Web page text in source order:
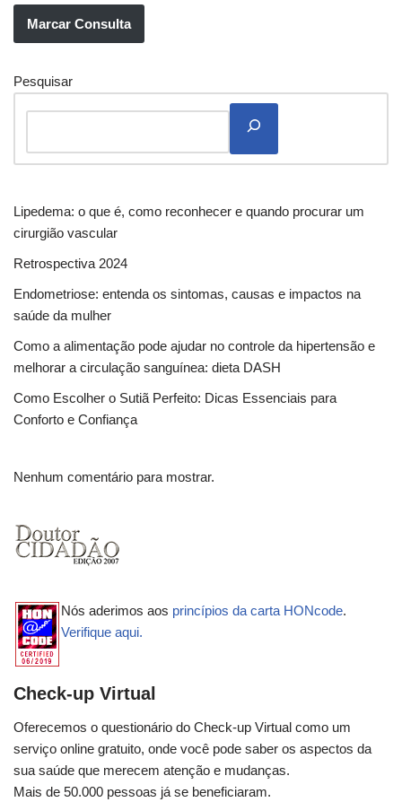
Marcar Consulta
Pesquisar
Lipedema: o que é, como reconhecer e quando procurar um
cirurgião vascular
Retrospectiva 2024
Endometriose: entenda os sintomas, causas e impactos na
saúde da mulher
Como a alimentação pode ajudar no controle da hipertensão e
melhorar a circulação sanguínea: dieta DASH
Como Escolher o Sutiã Perfeito: Dicas Essenciais para
Conforto e Confiança
Nenhum comentário para mostrar.
Nós aderimos aos princípios da carta HONcode.
Verifique aqui.
Check-up Virtual
Oferecemos o questionário do Check-up Virtual como um
serviço online gratuito, onde você pode saber os aspectos da
sua saúde que merecem atenção e mudanças.
Mais de 50.000 pessoas já se beneficiaram.